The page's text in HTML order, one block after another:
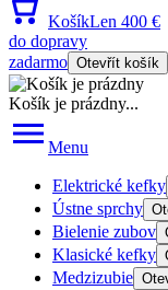
KošíkLen 400 €
do dopravy
zadarmo Otevřít košík
Košík je prázdny...
Menu
Elektrické kefky
Ústne sprchy
Bielenie zubov
Klasické kefky
Medzizubie